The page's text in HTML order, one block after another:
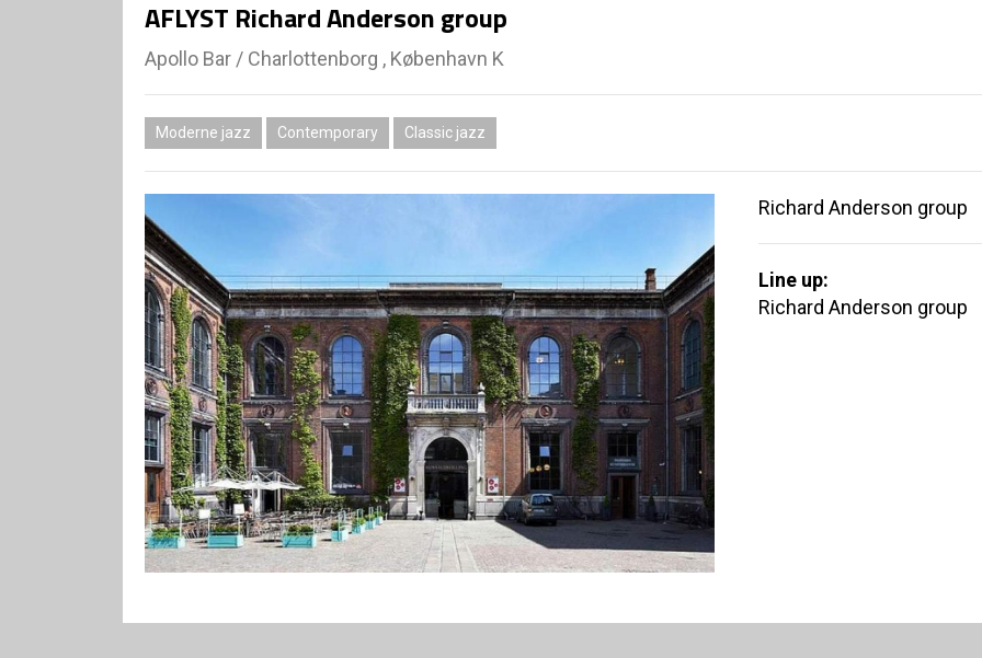
AFLYST Richard Anderson group
Apollo Bar / Charlottenborg , København K
Moderne jazz Contemporary Classic jazz
Richard Anderson group
Line up:
Richard Anderson group